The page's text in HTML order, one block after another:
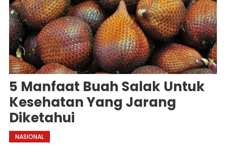
5 Manfaat Buah Salak Untuk
Kesehatan Yang Jarang
Diketahui
NASIONAL